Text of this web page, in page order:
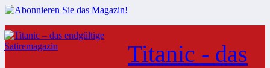
Zum
Inhalt
springen
Titanic - das